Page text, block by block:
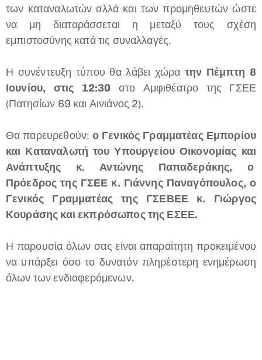
των καταναλωτών αλλά και των προμηθευτών ώστε
να μη διαταράσσεται η μεταξύ τους σχέση
εμπιστοσύνης κατά τις συναλλαγές.
Η συνέντευξη τύπου θα λάβει χώρατην Πέμπτη 8
Ιουνίου, στις 12:30 στο Αμφιθέατρο της ΓΣΕΕ
(Πατησίων 69 και Αινιάνος 2).
Θα παρευρεθούν:ο Γενικός Γραμματέας Εμπορίου
και Καταναλωτή του Υπουργείου Οικονομίας και
Ανάπτυξης κ. Αντώνης Παπαδεράκης, ο
Πρόεδρος της ΓΣΕΕ κ. Γιάννης Παναγόπουλος, ο
Γενικός Γραμματέας της ΓΣΕΒΕΕ κ. Γιώργος
Κουράσης και εκπρόσωπος της ΕΣΕΕ.
Η παρουσία όλων σας είναι απαραίτητη προκειμένου
να υπάρξει όσο το δυνατόν πληρέστερη ενημέρωση
όλων των ενδιαφερόμενων.